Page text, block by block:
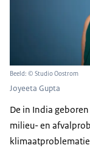
Beeld: © Studio Oostrom
Joyeeta Gupta
De in India
milieu- en